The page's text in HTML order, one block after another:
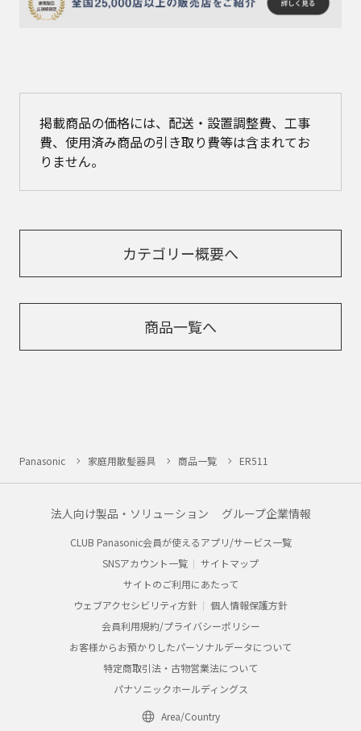
掲載商品の価格には、配送・設置調整費、工事
費、使用済み商品の引き取り費等は含まれてお
りません。
カテゴリー概要へ
商品一覧へ
Panasonic 家庭用散髪器具 商品一覧 ER511
法人向け製品・ソリューション グループ企業情報
CLUB Panasonic会員が使えるアプリ/サービス一覧
SNSアカウント一覧
サイトマップ
サイトのご利用にあたって
ウェブアクセシビリティ方針
個人情報保護方針
会員利用規約/プライバシーポリシー
お客様からお預かりしたパーソナルデータについて
特定商取引法・古物営業法について
パナソニックホールディングス
Area/Country